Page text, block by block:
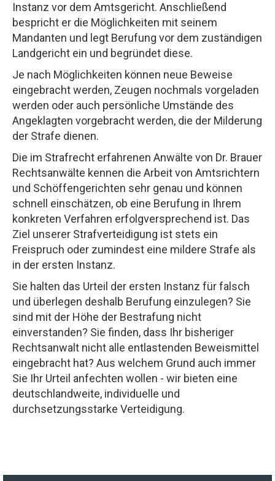
Instanz vor dem Amtsgericht. Anschließend
bespricht er die Möglichkeiten mit seinem
Mandanten und legt Berufung vor dem zuständigen
Landgericht ein und begründet diese.
Je nach Möglichkeiten können neue Beweise
eingebracht werden, Zeugen nochmals vorgeladen
werden oder auch persönliche Umstände des
Angeklagten vorgebracht werden, die der Milderung
der Strafe dienen.
Die im Strafrecht erfahrenen Anwälte von Dr. Brauer
Rechtsanwälte kennen die Arbeit von Amtsrichtern
und Schöffengerichten sehr genau und können
schnell einschätzen, ob eine Berufung in Ihrem
konkreten Verfahren erfolgversprechend ist. Das
Ziel unserer Strafverteidigung ist stets ein
Freispruch oder zumindest eine mildere Strafe als
in der ersten Instanz.
Sie halten das Urteil der ersten Instanz für falsch
und überlegen deshalb Berufung einzulegen? Sie
sind mit der Höhe der Bestrafung nicht
einverstanden? Sie finden, dass Ihr bisheriger
Rechtsanwalt nicht alle entlastenden Beweismittel
eingebracht hat? Aus welchem Grund auch immer
Sie Ihr Urteil anfechten wollen - wir bieten eine
deutschlandweite, individuelle und
durchsetzungsstarke Verteidigung.